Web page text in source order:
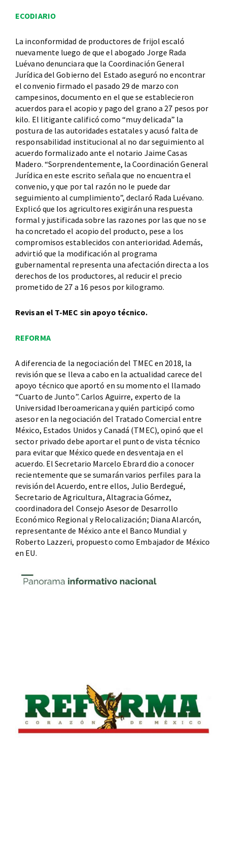
ECODIARIO
La inconformidad de productores de frijol escaló
nuevamente luego de que el abogado Jorge Rada
Luévano denunciara que la Coordinación General
Jurídica del Gobierno del Estado aseguró no encontrar
el convenio firmado el pasado 29 de marzo con
campesinos, documento en el que se establecieron
acuerdos para el acopio y pago del grano a 27 pesos por
kilo. El litigante calificó como “muy delicada” la
postura de las autoridades estatales y acusó falta de
responsabilidad institucional al no dar seguimiento al
acuerdo formalizado ante el notario Jaime Casas
Madero. “Sorprendentemente, la Coordinación General
Jurídica en este escrito señala que no encuentra el
convenio, y que por tal razón no le puede dar
seguimiento al cumplimiento”, declaró Rada Luévano.
Explicó que los agricultores exigirán una respuesta
formal y justificada sobre las razones por las que no se
ha concretado el acopio del producto, pese a los
compromisos establecidos con anterioridad. Además,
advirtió que la modificación al programa
gubernamental representa una afectación directa a los
derechos de los productores, al reducir el precio
prometido de 27 a 16 pesos por kilogramo.
Revisan el T-MEC sin apoyo técnico.
REFORMA
A diferencia de la negociación del TMEC en 2018, la
revisión que se lleva a cabo en la actualidad carece del
apoyo técnico que aportó en su momento el llamado
“Cuarto de Junto”. Carlos Aguirre, experto de la
Universidad Iberoamericana y quién participó como
asesor en la negociación del Tratado Comercial entre
México, Estados Unidos y Canadá (TMEC), opinó que el
sector privado debe aportar el punto de vista técnico
para evitar que México quede en desventaja en el
acuerdo. El Secretario Marcelo Ebrard dio a conocer
recientemente que se sumarán varios perfiles para la
revisión del Acuerdo, entre ellos, Julio Berdegué,
Secretario de Agricultura, Altagracia Gómez,
coordinadora del Consejo Asesor de Desarrollo
Económico Regional y Relocalización; Diana Alarcón,
representante de México ante el Banco Mundial y
Roberto Lazzeri, propuesto como Embajador de México
en EU.